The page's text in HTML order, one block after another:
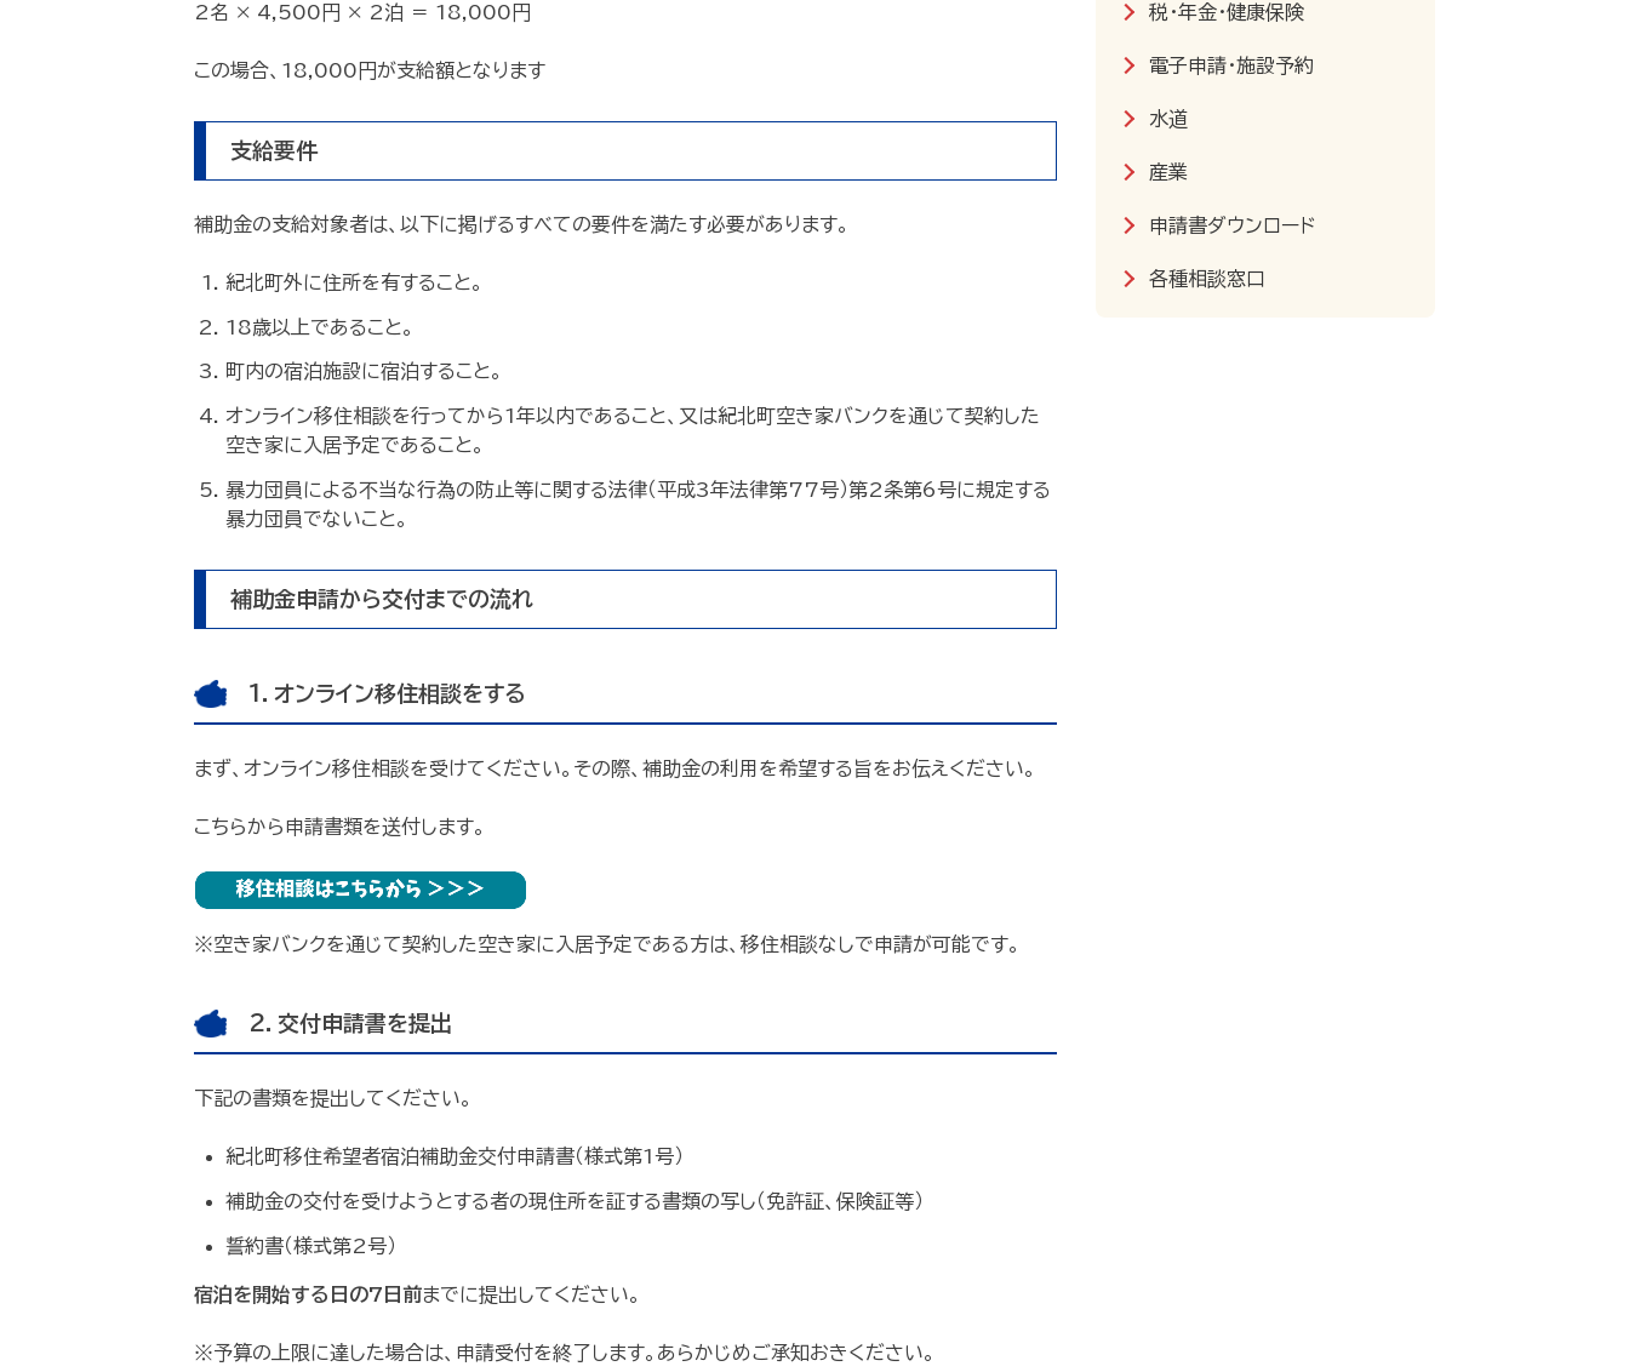
2名 × 4,500円 × 2泊 ＝ 18,000円
この場合、18,000円が支給額となります
支給要件
補助金の支給対象者は、以下に掲げるすべての要件を満たす必要があります。
紀北町外に住所を有すること。
18歳以上であること。
町内の宿泊施設に宿泊すること。
オンライン移住相談を行ってから1年以内であること、又は紀北町空き家バンクを通じて契約した
空き家に入居予定であること。
暴力団員による不当な行為の防止等に関する法律（平成3年法律第77号）第2条第6号に規定する
暴力団員でないこと。
補助金申請から交付までの流れ
1．オンライン移住相談をする
まず、オンライン移住相談を受けてください。その際、補助金の利用を希望する旨をお伝えください。
こちらから申請書類を送付します。
※空き家バンクを通じて契約した空き家に入居予定である方は、移住相談なしで申請が可能です。
2．交付申請書を提出
下記の書類を提出してください。
紀北町移住希望者宿泊補助金交付申請書（様式第1号）
補助金の交付を受けようとする者の現住所を証する書類の写し（免許証、保険証等）
誓約書（様式第2号）
宿泊を開始する日の7日前までに提出してください。
※予算の上限に達した場合は、申請受付を終了します。あらかじめご承知おきください。
税・年金・健康保険
電子申請・施設予約
水道
産業
申請書ダウンロード
各種相談窓口